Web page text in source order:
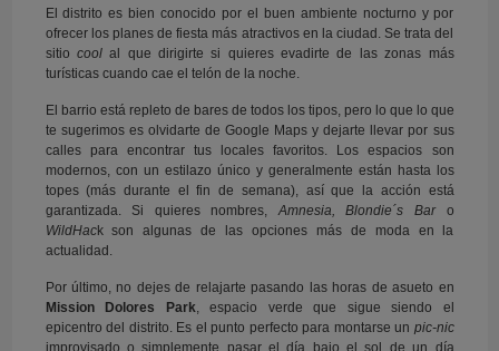
El distrito es bien conocido por el buen ambiente nocturno y por
ofrecer los planes de fiesta más atractivos en la ciudad. Se trata del
sitio coolal que dirigirte si quieres evadirte de las zonas más
turísticas cuando cae el telón de la noche.
El barrio está repleto de bares de todos los tipos, pero lo que lo que
te sugerimos es olvidarte de Google Maps y dejarte llevar por sus
calles para encontrar tus locales favoritos. Los espacios son
modernos, con un estilazo único y generalmente están hasta los
topes (más durante el fin de semana), así que la acción está
garantizada. Si quieres nombres, Amnesia, Blondie´s Baro
WildHack son algunas de las opciones más de moda en la
actualidad.
Por último, no dejes de relajarte pasando las horas de asueto en
Mission Dolores Park , espacio verde que sigue siendo el
epicentro del distrito. Es el punto perfecto para montarse un pic-nic
improvisado o simplemente pasar el día bajo el sol de un día